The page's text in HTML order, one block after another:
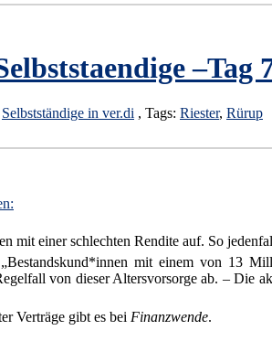
–Tag
Selbstständige in ver.di , Tags: Riester, Rürup
mit einer schlechten Rendite auf. So
mit einem von 13
von dieser Altersvorsorge ab. – Die
Verträge gibt es bei Finanzwende.